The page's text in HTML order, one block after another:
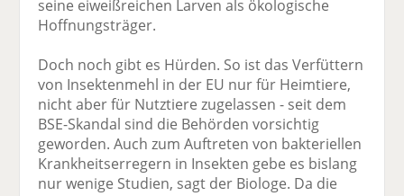
seine eiweißreichen Larven als ökologische
Hoffnungsträger.
Doch noch gibt es Hürden. So ist das Verfüttern
von Insektenmehl in der EU nur für Heimtiere,
nicht aber für Nutztiere zugelassen - seit dem
BSE-Skandal sind die Behörden vorsichtig
geworden. Auch zum Auftreten von bakteriellen
Krankheitserregern in Insekten gebe es bislang
nur wenige Studien, sagt der Biologe. Da die